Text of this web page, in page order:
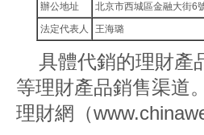
辦公地址
北京市西城區金融大街6
法定代表人
王海璐
具體代銷的理財產
等理財產品銷售渠道
理財網（